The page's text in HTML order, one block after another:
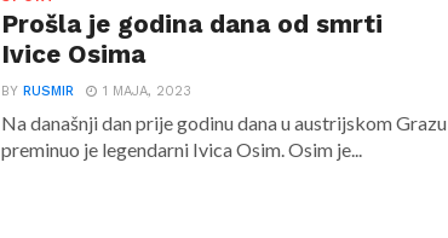
Prošla je godina dana od smrti
Ivice Osima
BYRUSMIR 1 MAJA, 2023
Na današnji dan prije godinu dana u austrijskom Grazu
preminuo je legendarni Ivica Osim. Osim je...